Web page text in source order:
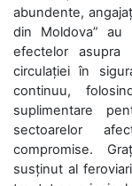
abundente,
din Moldova” au
efectelor asupra
circulației în
continuu,
suplimentare
sectoarelor
compromise.
susținut al